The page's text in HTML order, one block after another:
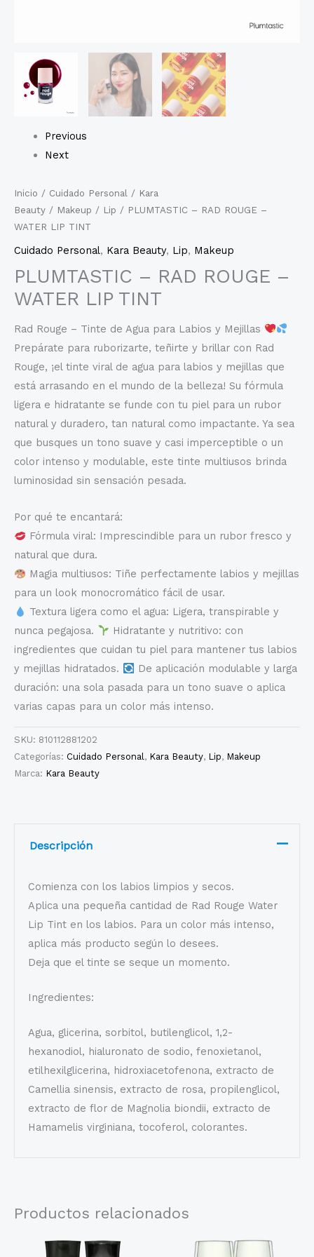
Previous
Next
Inicio / Cuidado Personal / Kara
Beauty / Makeup / Lip / PLUMTASTIC – RAD ROUGE –
WATER LIP TINT
Cuidado Personal, Kara Beauty, Lip, Makeup
PLUMTASTIC – RAD ROUGE –
WATER LIP TINT
Rad Rouge – Tinte de Agua para Labios y Mejillas
Prepárate para ruborizarte, teñirte y brillar con Rad
Rouge, ¡el tinte viral de agua para labios y mejillas que
está arrasando en el mundo de la belleza! Su fórmula
ligera e hidratante se funde con tu piel para un rubor
natural y duradero, tan natural como impactante. Ya sea
que busques un tono suave y casi imperceptible o un
color intenso y modulable, este tinte multiusos brinda
luminosidad sin sensación pesada.
Por qué te encantará:
Fórmula viral: Imprescindible para un rubor fresco y
natural que dura.
Magia multiusos: Tiñe perfectamente labios y mejillas
para un look monocromático fácil de usar.
Textura ligera como el agua: Ligera, transpirable y
nunca pegajosa.
Hidratante y nutritivo: con
ingredientes que cuidan tu piel para mantener tus labios
y mejillas hidratados.
De aplicación modulable y larga
duración: una sola pasada para un tono suave o aplica
varias capas para un color más intenso.
SKU: 810112881202
Categorías: Cuidado Personal, Kara Beauty, Lip, Makeup
Marca: Kara Beauty
Descripción
Comienza con los labios limpios y secos.
Aplica una pequeña cantidad de Rad Rouge Water
Lip Tint en los labios. Para un color más intenso,
aplica más producto según lo desees.
Deja que el tinte se seque un momento.
Ingredientes:
Agua, glicerina, sorbitol, butilenglicol, 1,2-
hexanodiol, hialuronato de sodio, fenoxietanol,
etilhexilglicerina, hidroxiacetofenona, extracto de
Camellia sinensis, extracto de rosa, propilenglicol,
extracto de flor de Magnolia biondii, extracto de
Hamamelis virginiana, tocoferol, colorantes.
Productos relacionados